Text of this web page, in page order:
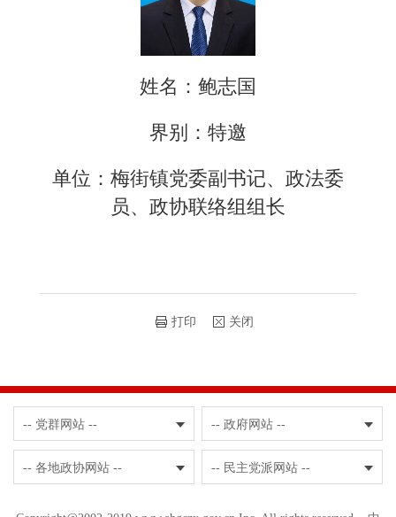
姓名：鲍志国
界别：特邀
单位：梅街镇党委副书记、政法委
员、政协联络组组长
打印 关闭
-- 党群网站 -- -- 政府网站 --
-- 各地政协网站 -- -- 民主党派网站 --